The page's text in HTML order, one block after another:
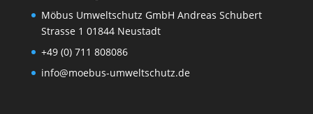
Möbus Umweltschutz GmbH Andreas Schubert
Strasse 1 01844 Neustadt
+49 (0) 711 808086
info@moebus-umweltschutz.de